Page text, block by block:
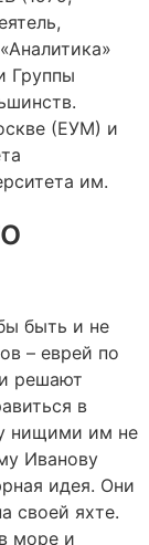
Группы
(ЕУМ) и
им.
быть и не
– еврей по
решают
в
нищими им не
Иванову
идея. Они
своей яхте.
море и